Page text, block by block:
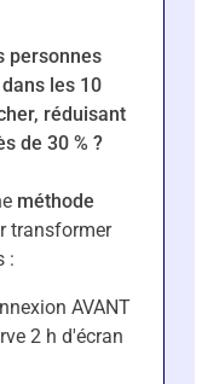
personnes
les 10
réduisant
de 30 % ?
méthode
transformer
:
AVANT
2 h d'écran